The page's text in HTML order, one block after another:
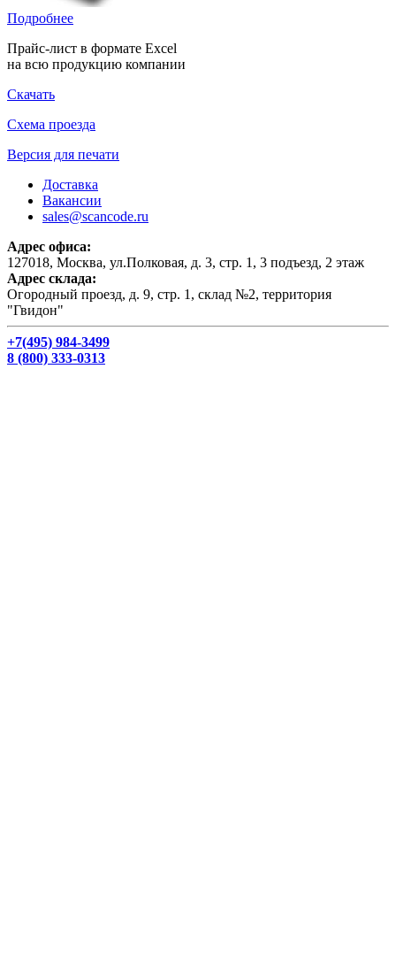
Подробнее
Прайс-лист в формате Excel
на всю продукцию компании
Скачать
Схема проезда
Версия для печати
Доставка
Вакансии
sales@scancode.ru
Адрес офиса:
127018, Москва, ул.Полковая, д. 3, стр. 1, 3 подъезд, 2 этаж
Адрес склада:
Огородный проезд, д. 9, стр. 1, склад №2, территория
"Гвидон"
+7(495) 984-3499
8 (800) 333-0313